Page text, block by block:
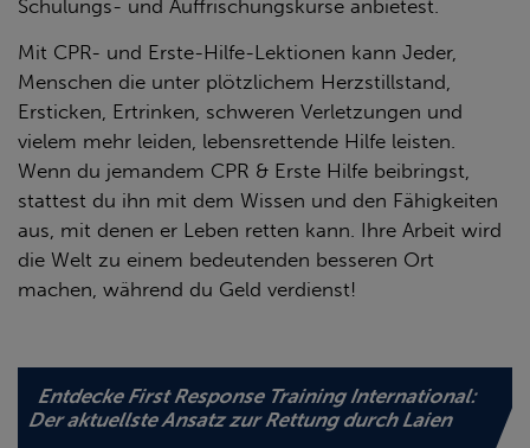
Schulungs- und Auffrischungskurse anbietest.
Mit CPR- und Erste-Hilfe-Lektionen kann Jeder,
Menschen die unter plötzlichem Herzstillstand,
Ersticken, Ertrinken, schweren Verletzungen und
vielem mehr leiden, lebensrettende Hilfe leisten.
Wenn du jemandem CPR & Erste Hilfe beibringst,
stattest du ihn mit dem Wissen und den Fähigkeiten
aus, mit denen er Leben retten kann. Ihre Arbeit wird
die Welt zu einem bedeutenden besseren Ort
machen, während du Geld verdienst!
Entdecke First Response Training International:
Der aktuellste Ansatz zur Rettung durch Laien